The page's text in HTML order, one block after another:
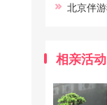
北京伴
相亲活动